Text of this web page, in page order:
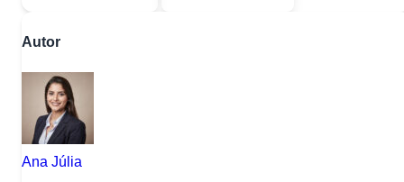
Autor
Ana Júlia